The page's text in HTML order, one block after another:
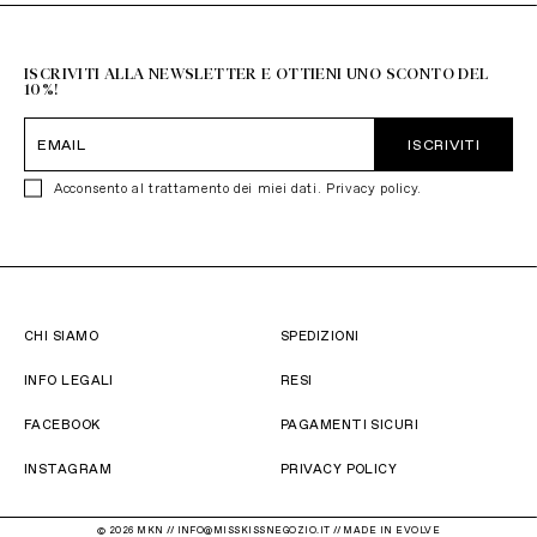
ISCRIVITI ALLA NEWSLETTER E OTTIENI UNO SCONTO DEL
10%!
ISCRIVITI
Acconsento al trattamento dei miei dati. Privacy policy.
CHI SIAMO
INFO LEGALI
FACEBOOK
INSTAGRAM
SPEDIZIONI
RESI
PAGAMENTI SICURI
PRIVACY POLICY
© 2026 MKN // INFO@MISSKISSNEGOZIO.IT // MADE IN EVOLVE